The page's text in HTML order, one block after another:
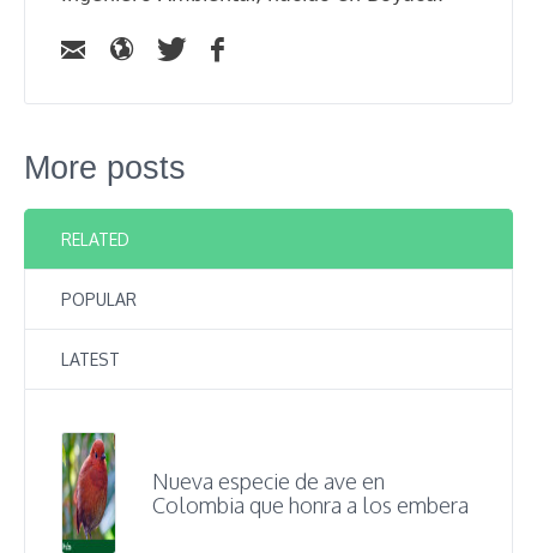
More posts
RELATED
POPULAR
LATEST
Nueva especie de ave en
Colombia que honra a los embera